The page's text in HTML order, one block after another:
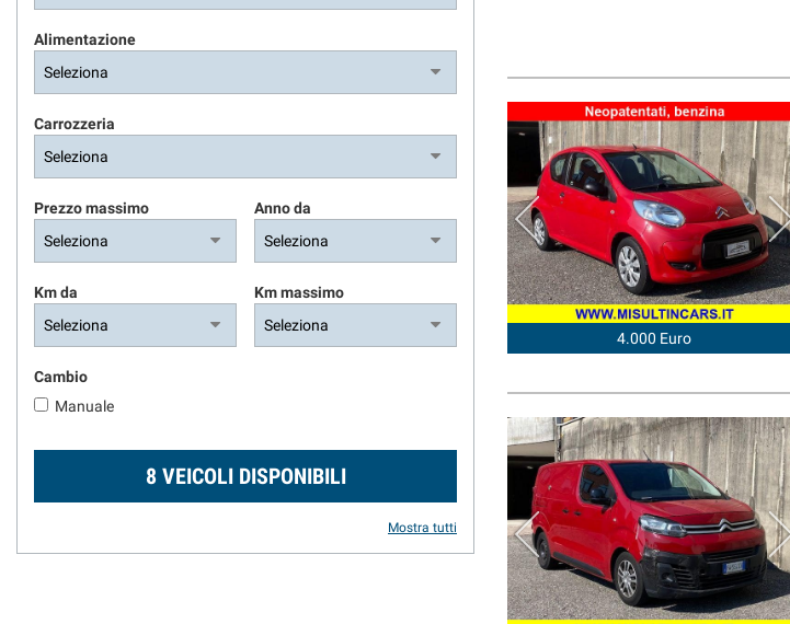
Alimentazione
Carrozzeria
Prezzo massimo Anno da
Km da Km massimo
Cambio
Manuale
8 VEICOLI DISPONIBILI
Mostra tutti
4.000 Euro